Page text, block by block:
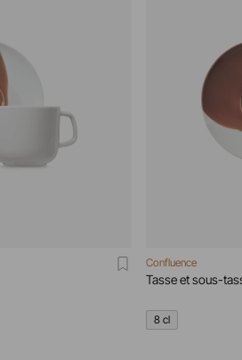
Confluence
Tasse et sous-
8 cl